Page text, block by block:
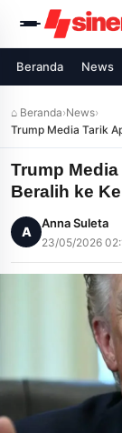
Beranda News
⌂ Beranda›News›
Trump Media Tarik
Trump
Beralih ke
A
Anna Suleta
23/05/2026